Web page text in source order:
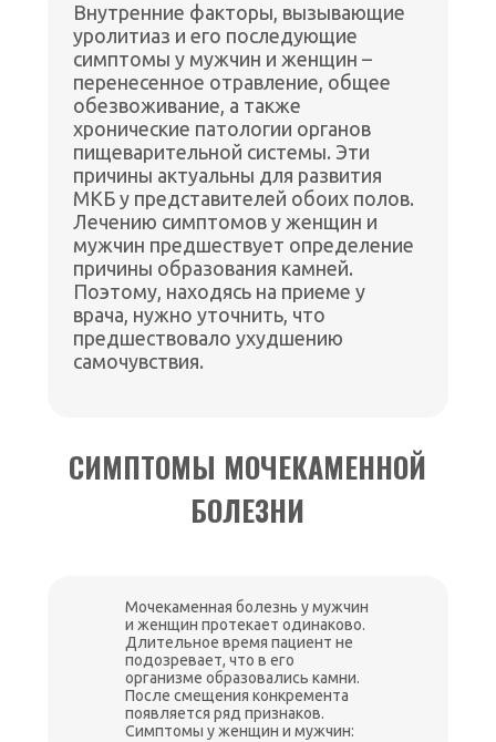
Внутренние факторы, вызывающие
уролитиаз и его последующие
симптомы у мужчин и женщин –
перенесенное отравление, общее
обезвоживание, а также
хронические патологии органов
пищеварительной системы. Эти
причины актуальны для развития
МКБ у представителей обоих полов.
Лечению симптомов у женщин и
мужчин предшествует определение
причины образования камней.
Поэтому, находясь на приеме у
врача, нужно уточнить, что
предшествовало ухудшению
самочувствия.
СИМПТОМЫ МОЧЕКАМЕННОЙ
БОЛЕЗНИ
Мочекаменная болезнь у мужчин
и женщин протекает одинаково.
Длительное время пациент не
подозревает, что в его
организме образовались камни.
После смещения конкремента
появляется ряд признаков.
Симптомы у женщин и мужчин: